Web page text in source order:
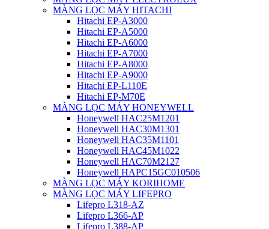
MÀNG LỌC MÁY HITACHI
Hitachi EP-A3000
Hitachi EP-A5000
Hitachi EP-A6000
Hitachi EP-A7000
Hitachi EP-A8000
Hitachi EP-A9000
Hitachi EP-L110E
Hitachi EP-M70E
MÀNG LỌC MÁY HONEYWELL
Honeywell HAC25M1201
Honeywell HAC30M1301
Honeywell HAC35M1101
Honeywell HAC45M1022
Honeywell HAC70M2127
Honeywell HAPC15GC010506
MÀNG LỌC MÁY KORIHOME
MÀNG LỌC MÁY LIFEPRO
Lifepro L318-AZ
Lifepro L366-AP
Lifepro L388-AP